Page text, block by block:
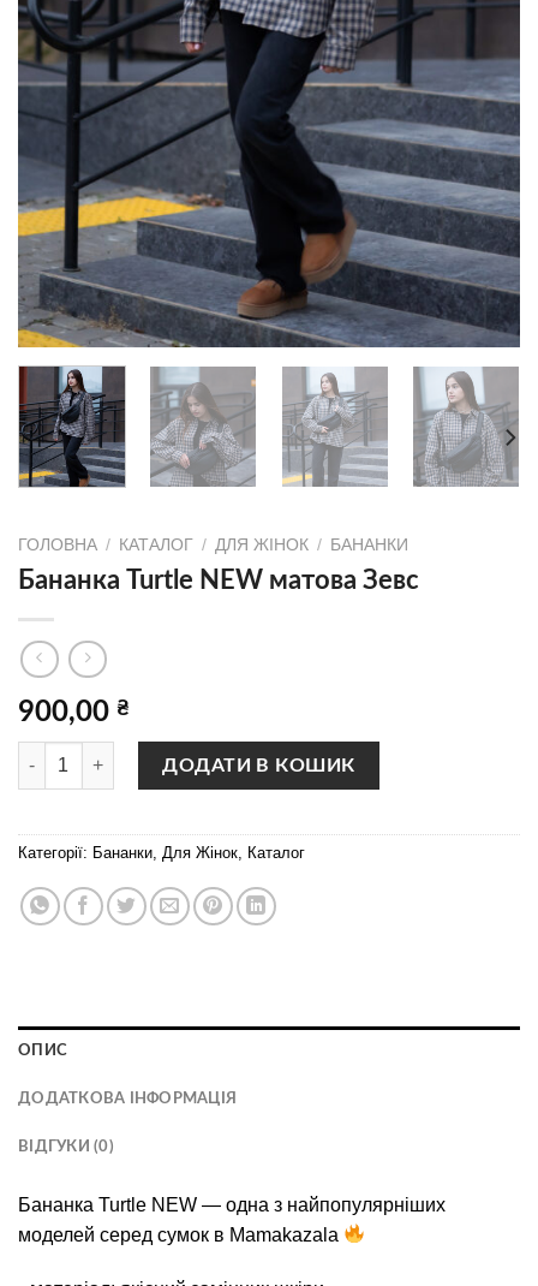
ГОЛОВНА / КАТАЛОГ / ДЛЯ ЖІНОК / БАНАНКИ
Бананка Turtle NEW матова Зевс
900,00 ₴
Бананка Turtle NEW матова Зевс кількість
ДОДАТИ В КОШИК
Категорії: Бананки Для Жінок Каталог
ОПИС
ДОДАТКОВА ІНФОРМАЦІЯ
ВІДГУКИ (0)
Бананка Turtle NEW — одна з найпопулярніших
моделей серед сумок в Mamakazala